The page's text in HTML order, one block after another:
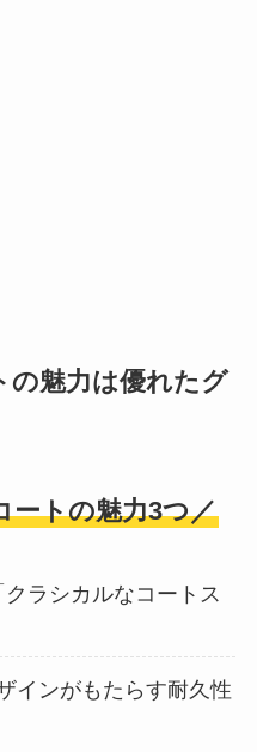
の魅力は優れたグ
ートの魅力3つ／
ラシカルなコートス
インがもたらす耐久性